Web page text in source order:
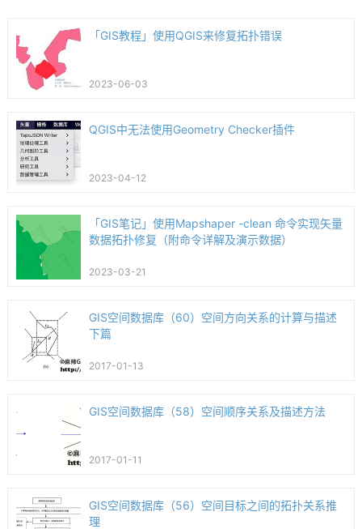
「GIS教程」使用QGIS来修复拓扑错误
2023-06-03
QGIS中无法使用Geometry Checker插件
2023-04-12
「GIS笔记」使用Mapshaper -clean 命令实现矢量
数据拓扑修复（附命令详解及演示数据）
2023-03-21
GIS空间数据库（60）空间方向关系的计算与描述
下篇
2017-01-13
GIS空间数据库（58）空间顺序关系及描述方法
2017-01-11
GIS空间数据库（56）空间目标之间的拓扑关系推
理